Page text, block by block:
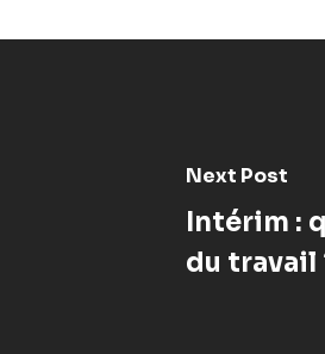
Next Post
Intérim :
du travail